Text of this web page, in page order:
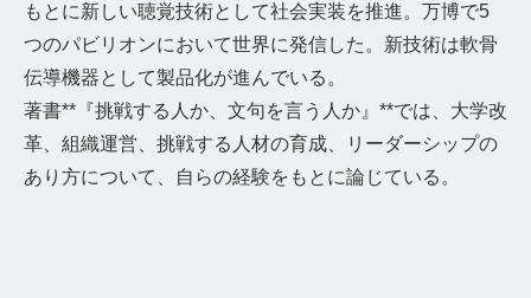
もとに新しい聴覚技術として社会実装を推進。万博で5
つのパビリオンにおいて世界に発信した。新技術は軟骨
伝導機器として製品化が進んでいる。
著書**『挑戦する人か、文句を言う人か』**では、大学改
革、組織運営、挑戦する人材の育成、リーダーシップの
あり方について、自らの経験をもとに論じている。